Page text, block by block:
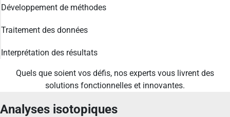
Développement de méthodes
Traitement des données
Interprétation des résultats
Quels que soient vos défis, nos experts vous livrent des
solutions fonctionnelles et innovantes.
Analyses isotopiques